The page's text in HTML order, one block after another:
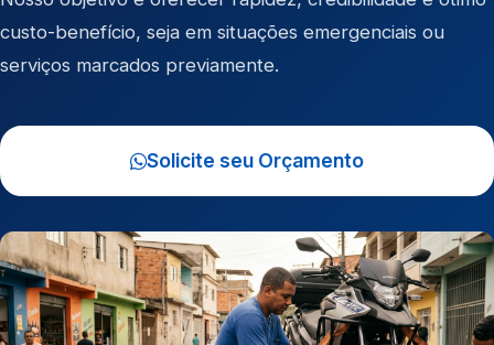
custo-benefício, seja em situações emergenciais ou
serviços marcados previamente.
Solicite seu Orçamento